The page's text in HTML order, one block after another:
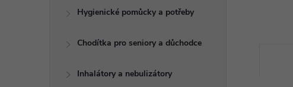
Hygienické pomůcky a potřeby
Chodítka pro seniory a důchodce
Inhalátory a nebulizátory